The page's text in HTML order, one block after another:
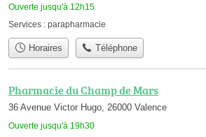
Ouverte jusqu'à 12h15
Services : parapharmacie
Horaires Téléphone
Pharmacie du Champ de Mars
36 Avenue Victor Hugo, 26000 Valence
Ouverte jusqu'à 19h30